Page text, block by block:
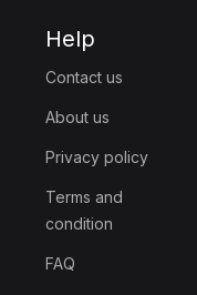
Help
Contact us
About us
Privacy policy
Terms and
condition
FAQ